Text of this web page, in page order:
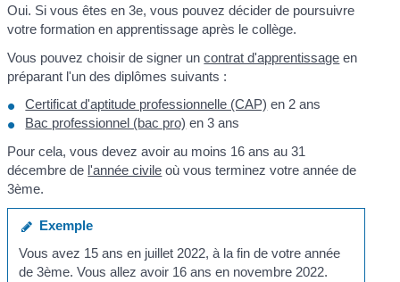
Oui. Si vous êtes en 3e, vous pouvez décider de poursuivre
votre formation en apprentissage après le collège.
Vous pouvez choisir de signer uncontrat d'apprentissage en
préparant l'un des diplômes suivants :
Certificat d'aptitude professionnelle (CAP) en 2 ans
Bac professionnel (bac pro) en 3 ans
Pour cela, vous devez avoir au moins 16 ans au 31
décembre de l'année civile où vous terminez votre année de
3ème.
Exemple
Vous avez 15 ans en juillet 2022, à la fin de votre année
de 3ème. Vous allez avoir 16 ans en novembre 2022.